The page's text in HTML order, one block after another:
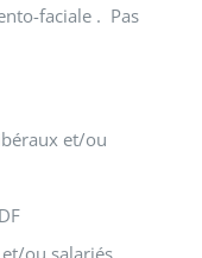
faciale . Pas
et/ou